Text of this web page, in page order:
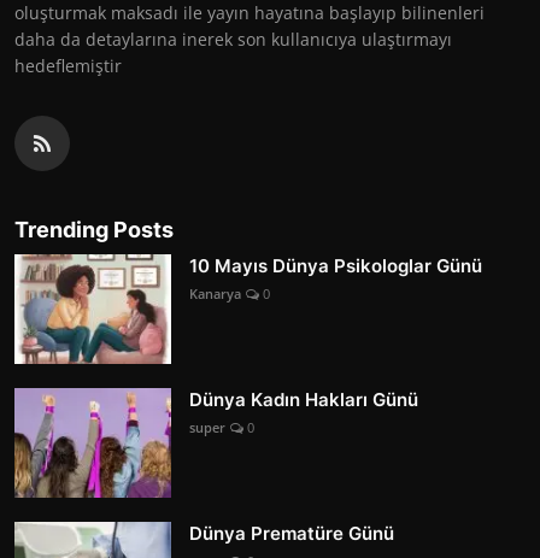
oluşturmak maksadı ile yayın hayatına başlayıp bilinenleri
daha da detaylarına inerek son kullanıcıya ulaştırmayı
hedeflemiştir
Trending Posts
10 Mayıs Dünya Psikologlar Günü
Kanarya 0
Dünya Kadın Hakları Günü
super 0
Dünya Prematüre Günü